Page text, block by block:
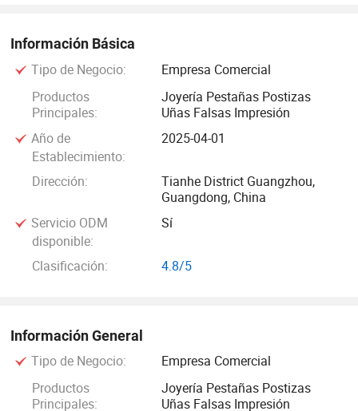
el vibrante centro industrial de Guangzhou, una ciudad
conocida por sus sofisticadas capacidades de fabricación
y conexiones comerciales globales, nuestra empresa
integra una meticulosa artesanía, conceptos de diseño de
vanguardia y un estricto control de calidad para ofrecer
productos que combinan el atractivo estético con la
funcionalidad práctica, atendiendo a las diversas
necesidades de los mercados nacionales e internacionales.
En lo que respecta a nuestra línea de joyería, nos
enorgullecemos de ofrecer una gama versátil de piezas,
somete a una rigurosa selección de materias primas,
incluyendo perlas de alto grado, piedras preciosas genuinas
y aleaciones duraderas que cumplen con las normas
internacionales de seguridad como REACH. Nuestro equipo
Información Básica
Tipo de Negocio:
Empresa Comercial
Productos
Principales:
Joyería Pestañas Postizas
Uñas Falsas Impresión
Año de
Establecimiento:
2025-04-01
Dirección:
Tianhe District Guangzhou,
Guangdong, China
Servicio ODM
disponible:
Sí
Clasificación: 4.8/5
Información General
Tipo de Negocio:
Empresa Comercial
Productos
Principales:
Joyería Pestañas Postizas
Uñas Falsas Impresión